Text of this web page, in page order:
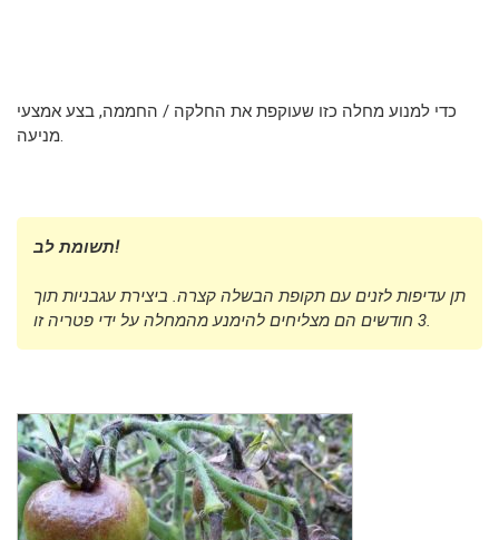
כדי למנוע מחלה כזו שעוקפת את החלקה / החממה, בצע אמצעי
מניעה.
תשומת לב!
תן עדיפות לזנים עם תקופת הבשלה קצרה. ביצירת עגבניות תוך
3 חודשים הם מצליחים להימנע מהמחלה על ידי פטריה זו.